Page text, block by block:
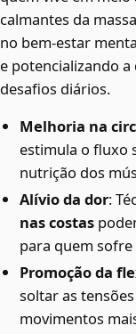
calmantes da
no bem-estar
e potencializando
desafios diários.
Melhoria na
estimula o fluxo
nutrição dos
Alívio da dor:
nas costas
para quem
Promoção da
soltar as
movimentos